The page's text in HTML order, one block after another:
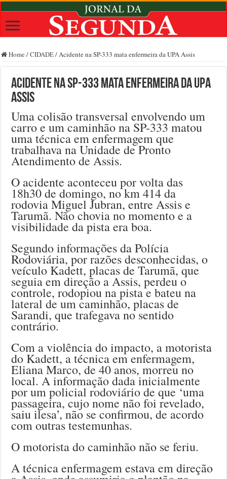
Home /CIDADE/Acidente na SP-333 mata enfermeira da UPA Assis
Acidente na SP-333 mata enfermeira da UPA
Assis
Uma colisão transversal envolvendo um
carro e um caminhão na SP-333 matou
uma técnica em enfermagem que
trabalhava na Unidade de Pronto
Atendimento de Assis.
O acidente aconteceu por volta das
18h30 de domingo, no km 414 da
rodovia Miguel Jubran, entre Assis e
Tarumã. Não chovia no momento e a
visibilidade da pista era boa.
Segundo informações da Polícia
Rodoviária, por razões desconhecidas, o
veículo Kadett, placas de Tarumã, que
seguia em direção a Assis, perdeu o
controle, rodopiou na pista e bateu na
lateral de um caminhão, placas de
Sarandi, que trafegava no sentido
contrário.
Com a violência do impacto, a motorista
do Kadett, a técnica em enfermagem,
Eliana Marco, de 40 anos, morreu no
local. A informação dada inicialmente
por um policial rodoviário de que ‘uma
passageira, cujo nome não foi revelado,
saiu ilesa’, não se confirmou, de acordo
com outras testemunhas.
O motorista do caminhão não se feriu.
A técnica enfermagem estava em direção